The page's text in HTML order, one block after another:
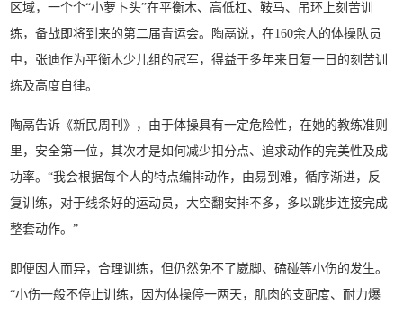
区域，一个个“小萝卜头”在平衡木、高低杠、鞍马、吊环上刻苦训
练，备战即将到来的第二届青运会。陶鬲说，在160余人的体操队员
中，张迪作为平衡木少儿组的冠军，得益于多年来日复一日的刻苦训
练及高度自律。
陶鬲告诉《新民周刊》，由于体操具有一定危险性，在她的教练准则
里，安全第一位，其次才是如何减少扣分点、追求动作的完美性及成
功率。“我会根据每个人的特点编排动作，由易到难，循序渐进，反
复训练，对于线条好的运动员，大空翻安排不多，多以跳步连接完成
整套动作。”
即便因人而异，合理训练，但仍然免不了崴脚、磕碰等小伤的发生。
“小伤一般不停止训练，因为体操停一两天，肌肉的支配度、耐力爆